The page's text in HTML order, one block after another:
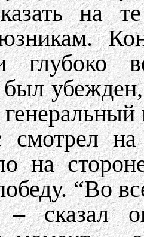
на
глубоко
смотрел
на
“Во
– сказал